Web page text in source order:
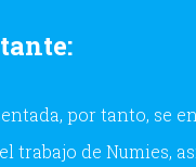
por tanto, se
trabajo de Numies,